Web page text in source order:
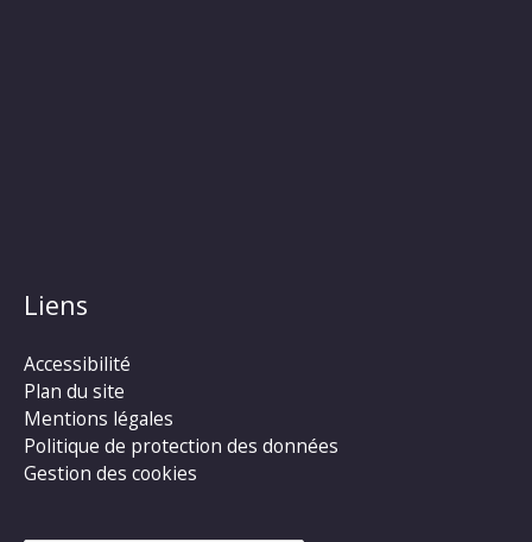
Liens
Accessibilité
Plan du site
Mentions légales
Politique de protection des données
Gestion des cookies